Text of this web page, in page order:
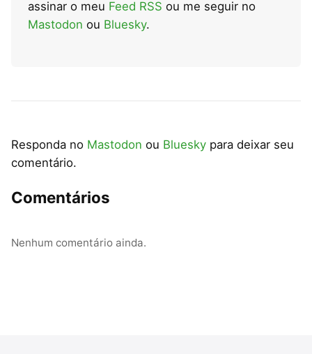
assinar o meu Feed RSS ou me seguir no
Mastodon ou Bluesky.
Responda no Mastodon ou Bluesky para deixar seu
comentário.
Comentários
Nenhum comentário ainda.